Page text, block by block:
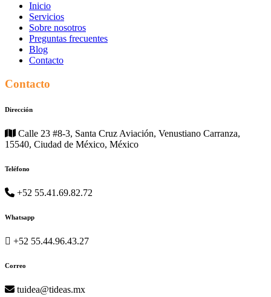
Inicio
Servicios
Sobre nosotros
Preguntas frecuentes
Blog
Contacto
Contacto
Dirección
Calle 23 #8-3, Santa Cruz Aviación, Venustiano Carranza,
15540, Ciudad de México, México
Teléfono
+52 55.41.69.82.72
Whatsapp
+52 55.44.96.43.27
Correo
tuidea@tideas.mx